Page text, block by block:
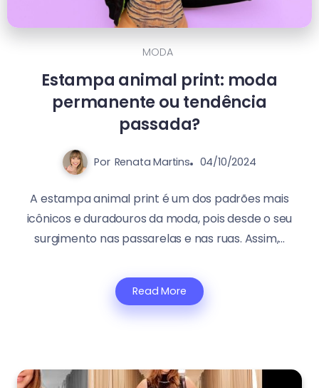
MODA
Estampa animal print: moda
permanente ou tendência
passada?
Por Renata Martins 04/10/2024
A estampa animal print é um dos padrões mais
icônicos e duradouros da moda, pois desde o seu
surgimento nas passarelas e nas ruas. Assim,...
Read More